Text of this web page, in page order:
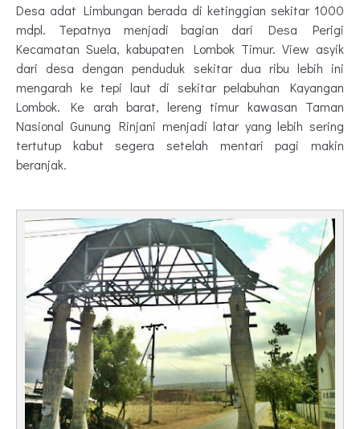
Desa adat Limbungan berada di ketinggian sekitar 1000
mdpl. Tepatnya menjadi bagian dari Desa Perigi
Kecamatan Suela, kabupaten Lombok Timur. View asyik
dari desa dengan penduduk sekitar dua ribu lebih ini
mengarah ke tepi laut di sekitar pelabuhan Kayangan
Lombok. Ke arah barat, lereng timur kawasan Taman
Nasional Gunung Rinjani menjadi latar yang lebih sering
tertutup kabut segera setelah mentari pagi makin
beranjak.